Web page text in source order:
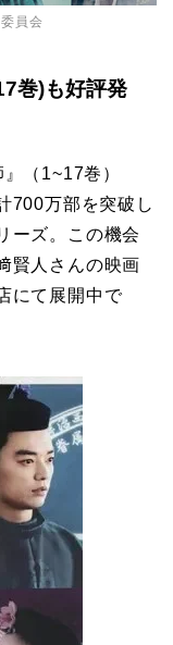
員会
巻)も好評発
（1~17巻）
700万部を突破し
ーズ。この機会
賢人さんの映画
にて展開中で